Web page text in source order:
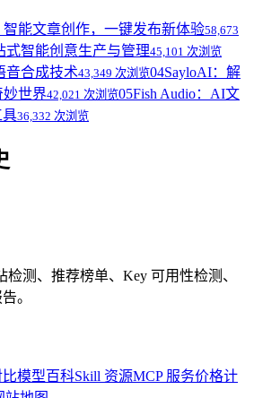
能文章创作，一键发布新体验58,673
式智能创意生产与管理45,101 次浏览
音合成技术43,349 次浏览04SayloAI：解
世界42,021 次浏览05Fish Audio：AI文
具36,332 次浏览
测、推荐榜单、Key 可用性检测、
。
模型百科Skill 资源MCP 服务价格计